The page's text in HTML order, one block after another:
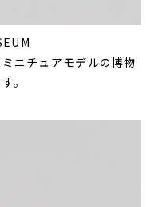
ニチュアモデルの博物
。